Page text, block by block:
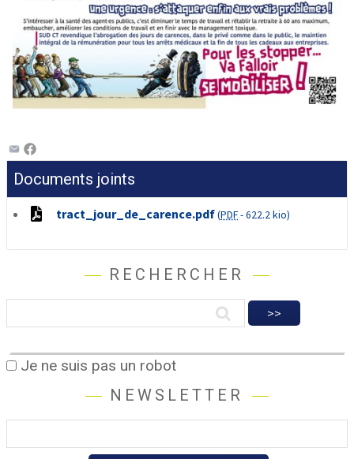
Documents joints
tract_jour_de_carence.pdf(PDF-622.2 kio)
RECHERCHER
Je ne suis pas un robot
NEWSLETTER